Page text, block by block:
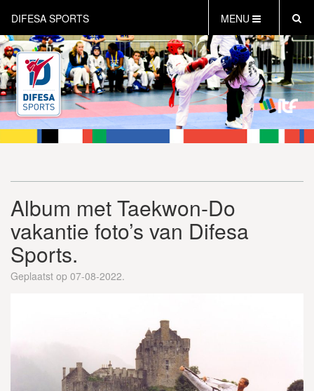
DIFESA SPORTS MENU
HOME
AKTUEEL
OVER DIFESA SPORTS
TAEKWON-DO
OPEN DUTCH
WEBSHOP
Album met Taekwon-Do
vakantie foto’s van Difesa
Sports.
Geplaatst op 07-08-2022.